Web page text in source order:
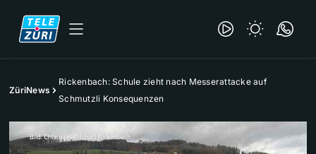
ZüriNews
Rickenbach: Schule zieht nach Messerattacke auf
Schmutzli Konsequenzen